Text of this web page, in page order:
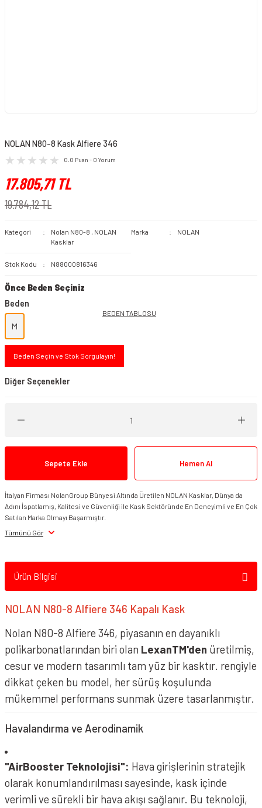
NOLAN N80-8 Kask Alfiere 346
0.0 Puan - 0 Yorum
17.805,71 TL
19.784,12 TL
Kategori Nolan N80-8 , NOLAN
Kasklar
Marka NOLAN
Stok Kodu N88000816346
Önce Beden Seçiniz
Beden
M
BEDEN TABLOSU
Beden Seçin ve Stok Sorgulayın!
Diğer Seçenekler
NOLAN N80-8 Kask Verniciatura Speciale 342
NOLAN N80-8 Kask Classico Nobile 315 Mat Bej
NOLAN N80-8 Kask Veloce 348
Sepete Ekle Hemen Al
İtalyan Firması NolanGroup Bünyesi Altında Üretilen NOLAN Kasklar, Dünya da
Adını İspatlamış, Kalitesi ve Güvenliği ile Kask Sektöründe En Deneyimli ve En Çok
Satılan Marka Olmayı Başarmıştır.
Tümünü Gör
Ürün Bilgisi
NOLAN N80-8 Alfiere 346 Kapalı Kask
Nolan N80-8 Alfiere 346, piyasanın en dayanıklı
polikarbonatlarından biri olan LexanTM'den üretilmiş,
cesur ve modern tasarımlı tam yüz bir kasktır. rengiyle
dikkat çeken bu model, her sürüş koşulunda
mükemmel performans sunmak üzere tasarlanmıştır.
Havalandırma ve Aerodinamik
"AirBooster Teknolojisi": Hava girişlerinin stratejik
olarak konumlandırılması sayesinde, kask içinde
verimli ve sürekli bir hava akışı sağlanır. Bu teknoloji,